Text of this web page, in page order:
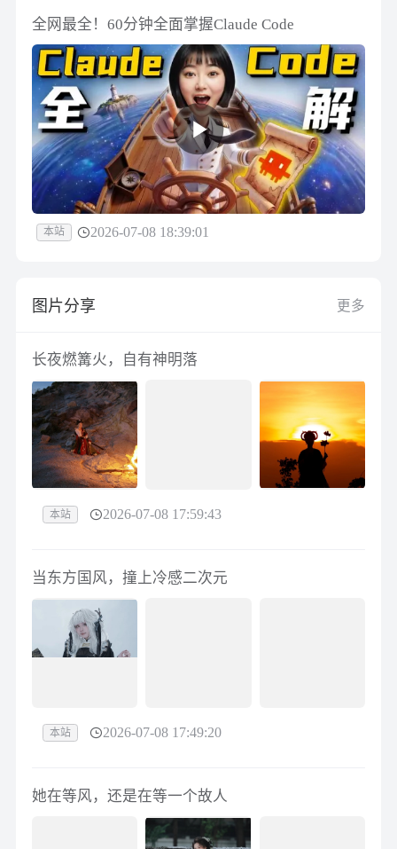
全网最全！60分钟全面掌握Claude Code
本站 2026-07-08 18:39:01
图片分享 更多
长夜燃篝火，自有神明落
本站 2026-07-08 17:59:43
当东方国风，撞上冷感二次元
本站 2026-07-08 17:49:20
她在等风，还是在等一个故人